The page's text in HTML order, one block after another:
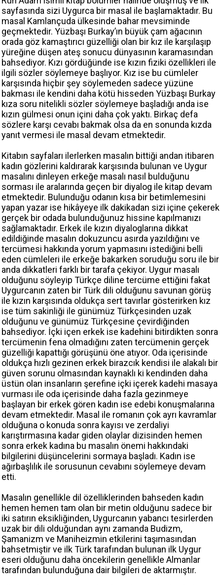
sayfasında sizi Uygurca bir masal ile başlamaktadır. Bu
masal Kamlançuda ülkesinde bahar mevsiminde
geçmektedir. Yüzbaşı Burkay’ın büyük çam ağacının
orada göz kamaştırıcı güzelliği olan bir kız ile karşılaşıp
yüreğine düşen ateş sonucu dünyasının karamasından
bahsediyor. Kızı gördüğünde ise kızın fiziki özellikleri ile
ilgili sözler söylemeye başlıyor. Kız ise bu cümleler
karşısında hiçbir şey söylemeden sadece yüzüne
bakması ile kendini daha kötü hisseden Yüzbaşı Burkay
kıza soru nitelikli sözler söylemeye başladığı anda ise
kızın gülmesi onun içini daha çok yaktı. Birkaç defa
sözlere karşı cevabı bakmak olsa da en sonunda kızda
yanıt vermesi ile masal devam etmektedir.
Kitabın sayfaları ilerlerken masalın bittiği andan itibaren
kadın gözlerini kaldırarak karşısında bulunan ve Uygur
masalını dinleyen erkeğe masalı nasıl bulduğunu
sorması ile aralarında geçen bir diyalog ile kitap devam
etmektedir. Bulunduğu odanın kısa bir betimlemesini
yapan yazar ise hikâyeye ilk dakikadan sizi içine çekerek
gerçek bir odada bulunduğunuz hissine kapılmanızı
sağlamaktadır. Erkek ile kızın diyaloglarına dikkat
edildiğinde masalın dokuzuncu asırda yazıldığını ve
tercümesi hakkında yorum yapmasını istediğini belli
eden cümleleri ile erkeğe bakarken soruduğu soru ile bir
anda dikkatleri farklı bir tarafa çekiyor. Uygur masalı
olduğunu söyleyip Türkçe diline tercüme ettiğini fakat
Uygurcanın zaten bir Türk dili olduğunu savunan görüş
ile kızın karşısında oldukça sert tavırlar gösterirken kız
ise tüm sakinliği ile günümüz Türkçesinden uzak
olduğunu ve günümüz Türkçesine çevirdiğinden
bahsediyor. İçki içen erkek ise kadehini bitirdikten sonra
tercümenin fena olmadığını zaten tercümenin gerçek
güzelliği kapattığı görüşünü öne atıyor. Oda içerisinde
oldukça hızlı gezinen erkek birazcık kendisi ile alakalı bir
güven sorunu olmasından kaynaklı ki kendinden daha
üstün olan insanların şerefine içki içerek kadehi masaya
vurması ile oda içerisinde daha fazla gezinmeye
başlayan bir erkek gören kadın ise edebi konuşmalarına
devam etmektedir. Masal ile romanın çok ayrı kavramlar
olduğuna o konuda sonra kayısı ve zerdaliyi
karıştırmasına kadar giden olaylar dizisinden hemen
sonra erkek kadına bu masalın önemi hakkındaki
bilgilerini düşüncelerini sormaya başladı. Kadın ise
ağırbaşlılık ile sorusunun cevabını söylemeye devam
etti.
Masalın genellikle dil özelliklerinden bahseden kadın
hemen hemen tam olan bir metin olduğunu sadece bir
iki satırın eksikliğinden, Uygurcanın yabancı tesirlerden
uzak bir dili olduğundan aynı zamanda Budizm,
Şamanizm ve Maniheizmin etkilerini taşımasından
bahsetmiştir ve ilk Türk tarafından bulunan ilk Uygur
eseri olduğunu daha öncekilerin genellikle Almanlar
tarafından bulunduğuna dair bilgileri de aktarmıştır.